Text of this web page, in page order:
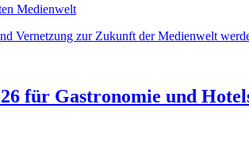
Vernetzung zur Zukunft der Medienwelt
für Gastronomie und